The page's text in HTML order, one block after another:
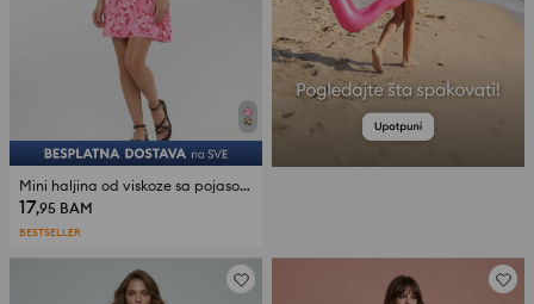
Mini haljina od viskoze sa pojasom sa cvjetnim uzorkom
17,95 BAM
BESTSELLER